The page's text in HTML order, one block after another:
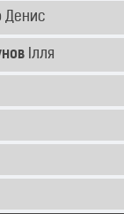
Денис
Ілля